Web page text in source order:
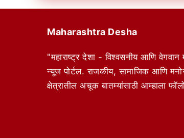
Maharashtra Desha
"महाराष्ट्र देशा - विश्वसनीय आणि वेगवान
न्यूज पोर्टल. राजकीय, सामाजिक आणि
क्षेत्रातील अचूक बातम्यांसाठी आम्हाला